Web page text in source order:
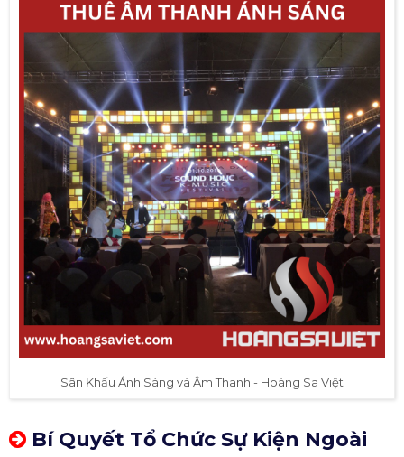
Sân Khấu Ánh Sáng và Âm Thanh - Hoàng Sa Việt
Bí Quyết Tổ Chức Sự Kiện Ngoài